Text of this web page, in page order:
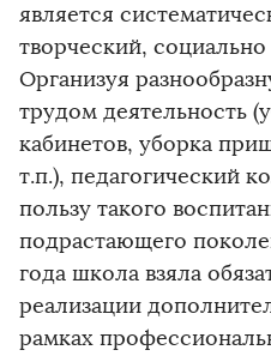
является
творческий,
Организуя
трудом деятельность
кабинетов, уборка
т.п.), педагогический
пользу такого
подрастающего
года школа взяла
реализации
рамках